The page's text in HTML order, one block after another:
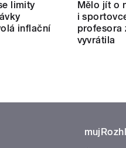
Živé
Podcasty